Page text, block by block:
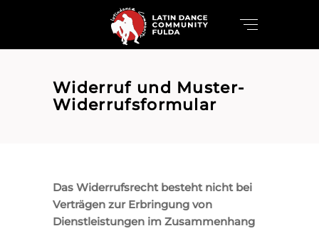
Widerruf und Muster-
Widerrufsformular
Das Widerrufsrecht besteht nicht bei
Verträgen zur Erbringung von
Dienstleistungen im Zusammenhang